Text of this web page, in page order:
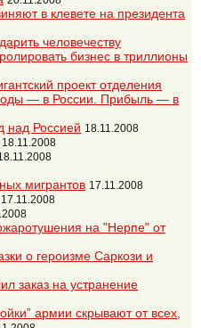
в клевете на президента
человечеству
бизнес в триллионы
проект отделения
— в России. Прибыль — в
над Россией 18.11.2008
18.11.2008
мигрантов 17.11.2008
17.11.2008
на "Нерпе" от
о героизме Саркози и
заказ на устранение
армии скрывают от всех,